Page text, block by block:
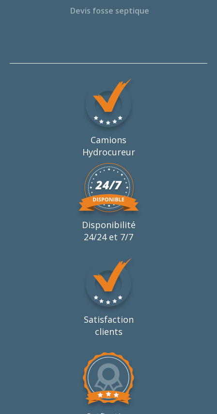
Devis fosse septique
Camions
Hydrocureur
Disponibilité
24/24 et 7/7
Satisfaction
clients